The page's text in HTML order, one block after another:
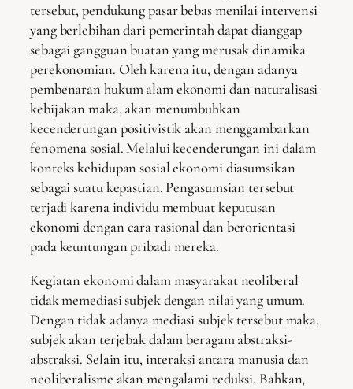
tersebut, pendukung pasar bebas menilai intervensi
yang berlebihan dari pemerintah dapat dianggap
sebagai gangguan buatan yang merusak dinamika
perekonomian. Oleh karena itu, dengan adanya
pembenaran hukum alam ekonomi dan naturalisasi
kebijakan maka, akan menumbuhkan
kecenderungan positivistik akan menggambarkan
fenomena sosial. Melalui kecenderungan ini dalam
konteks kehidupan sosial ekonomi diasumsikan
sebagai suatu kepastian. Pengasumsian tersebut
terjadi karena individu membuat keputusan
ekonomi dengan cara rasional dan berorientasi
pada keuntungan pribadi mereka.
Kegiatan ekonomi dalam masyarakat neoliberal
tidak memediasi subjek dengan nilai yang umum.
Dengan tidak adanya mediasi subjek tersebut maka,
subjek akan terjebak dalam beragam abstraksi-
abstraksi. Selain itu, interaksi antara manusia dan
neoliberalisme akan mengalami reduksi. Bahkan,